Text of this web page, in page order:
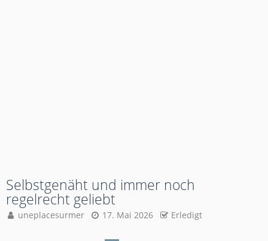
Selbstgenäht und immer noch
regelrecht geliebt
uneplacesurmer 17. Mai 2026 Erledigt